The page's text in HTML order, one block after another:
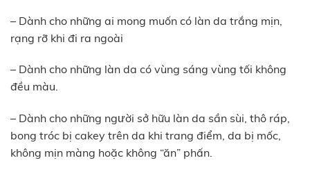
– Dành cho những ai mong muốn có làn da trắng mịn,
rạng rỡ khi đi ra ngoài
– Dành cho những làn da có vùng sáng vùng tối không
đều màu.
– Dành cho những người sở hữu làn da sần sùi, thô ráp,
bong tróc bị cakey trên da khi trang điểm, da bị mốc,
không mịn màng hoặc không “ăn” phấn.